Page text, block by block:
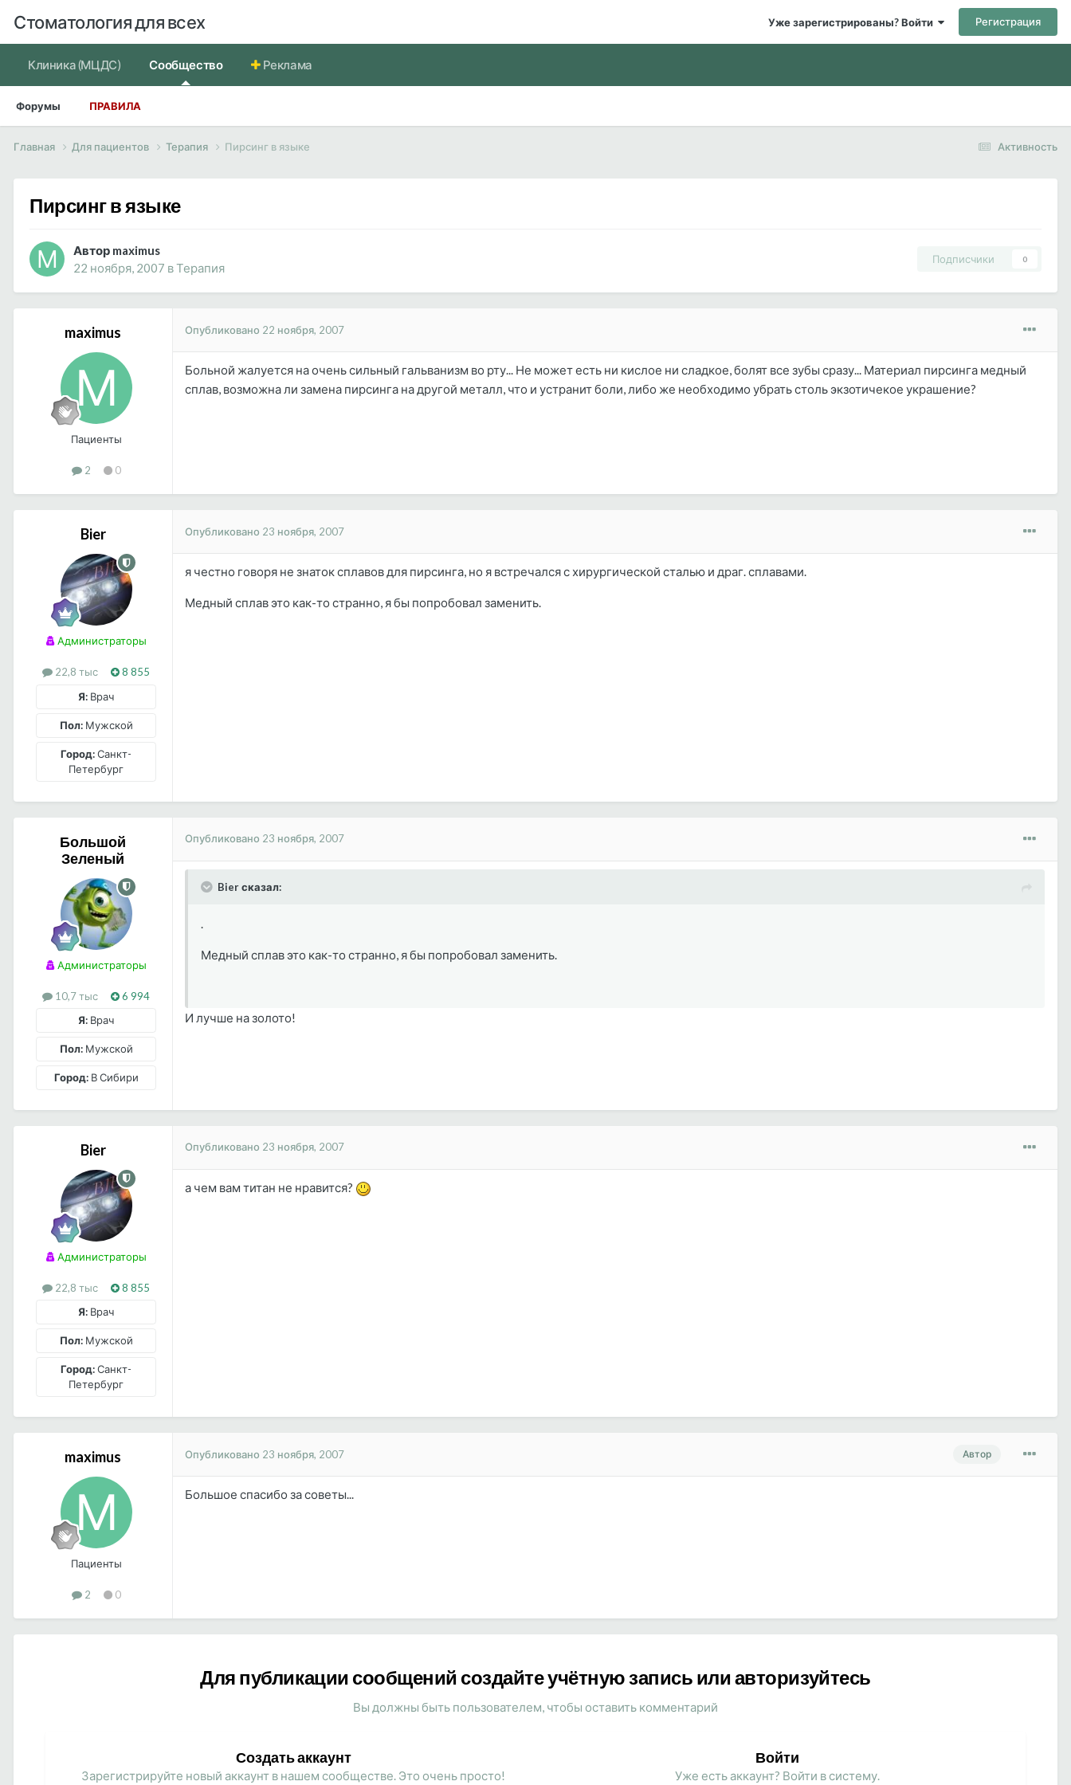
Стоматология для всех Уже зарегистрированы? Войти Регистрация
Клиника (МЦДС) Сообщество
Форумы ПРАВИЛА
Реклама
Активность
Главная Для пациентов Терапия Пирсинг в языке
Пирсинг в языке
Автор maximus
22 ноября, 2007 вТерапия
Подписчики 0
maximus
Пациенты
2 0
Опубликовано 22 ноября, 2007
Больной жалуется на очень сильный гальванизм во рту... Не может есть ни кислое ни сладкое, болят все зубы сразу... Материал пирсинга медный
сплав, возможна ли замена пирсинга на другой металл, что и устранит боли, либо же необходимо убрать столь экзотичекое украшение?
Bier
Администраторы
22,8 тыс
8 855
Я: Врач
Пол:Мужской
Город:Санкт-
Петербург
Опубликовано 23 ноября, 2007
я честно говоря не знаток сплавов для пирсинга, но я встречался с хирургической сталью и драг. сплавами.
Медный сплав это как-то странно, я бы попробовал заменить.
Большой
Зеленый
Администраторы
10,7 тыс
6 994
Я: Врач
Пол:Мужской
Город:В Сибири
Опубликовано 23 ноября, 2007
Bier сказал:
Медный сплав это как-то странно, я бы попробовал заменить.
И лучше на золото!
Bier
Администраторы
22,8 тыс
8 855
Я: Врач
Пол:Мужской
Город:Санкт-
Петербург
Опубликовано 23 ноября, 2007
а чем вам титан не нравится?
maximus
Пациенты
2 0
Автор
Опубликовано 23 ноября, 2007
Большое спасибо за советы...
Для публикации сообщений создайте учётную запись или авторизуйтесь
Вы должны быть пользователем, чтобы оставить комментарий
Создать аккаунт
Зарегистрируйте новый аккаунт в нашем сообществе. Это очень просто!
Войти
Уже есть аккаунт? Войти в систему.